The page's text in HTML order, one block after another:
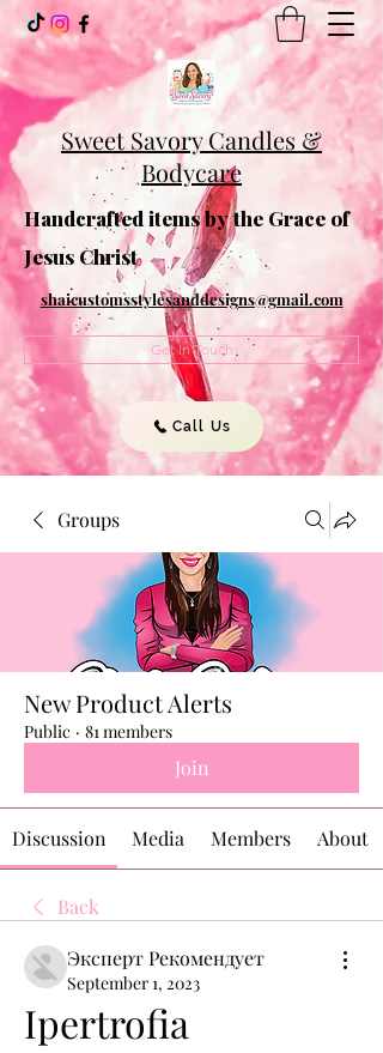
Sweet Savory Candles &
Bodycare
Handcrafted items by the Grace of
Jesus Christ
shaicustomsstylesanddesigns@gmail.com
Get In Touch
Call Us
Groups
New Product Alerts
Public · 81 members
Join
Discussion Media Members About
Back
Эксперт Рекомендует
September 1, 2023
Ipertrofia